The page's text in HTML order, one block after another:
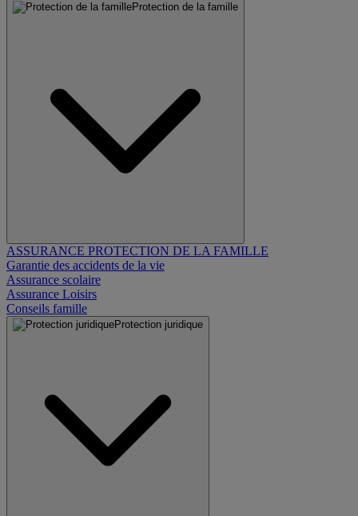
Protection de la famille
ASSURANCE PROTECTION DE LA FAMILLE
Garantie des accidents de la vie
Assurance scolaire
Assurance Loisirs
Conseils famille
Protection juridique